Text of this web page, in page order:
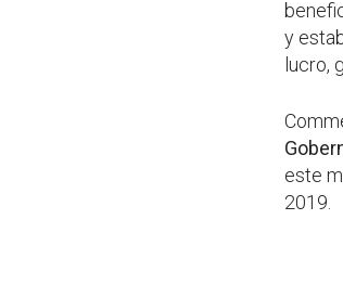
y
lucro,
este
2019.